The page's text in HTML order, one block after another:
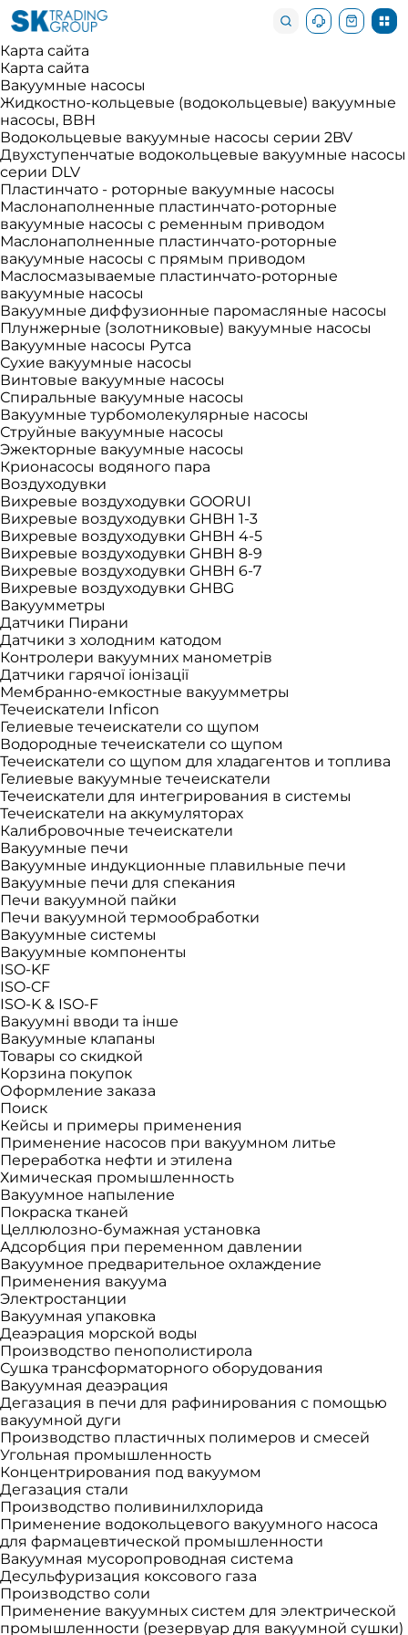
Карта сайта
Карта сайта
Вакуумные насосы
Жидкостно-кольцевые (водокольцевые) вакуумные
насосы, ВВН
Водокольцевые вакуумные насосы серии 2BV
Двухступенчатые водокольцевые вакуумные насосы
серии DLV
Пластинчато - роторные вакуумные насосы
Маслонаполненные пластинчато-роторные
вакуумные насосы с ременным приводом
Маслонаполненные пластинчато-роторные
вакуумные насосы с прямым приводом
Маслосмазываемые пластинчато-роторные
вакуумные насосы
Вакуумные диффузионные паромасляные насосы
Плунжерные (золотниковые) вакуумные насосы
Вакуумные насосы Рутса
Сухие вакуумные насосы
Винтовые вакуумные насосы
Спиральные вакуумные насосы
Вакуумные турбомолекулярные насосы
Струйные вакуумные насосы
Эжекторные вакуумные насосы
Крионасосы водяного пара
Воздуходувки
Вихревые воздуходувки GOORUI
Вихревые воздуходувки GHBH 1-3
Вихревые воздуходувки GHBH 4-5
Вихревые воздуходувки GHBH 8-9
Вихревые воздуходувки GHBH 6-7
Вихревые воздуходувки GHBG
Вакуумметры
Датчики Пирани
Датчики з холодним катодом
Контролери вакуумних манометрів
Датчики гарячої іонізації
Мембранно-емкостные вакуумметры
Течеискатели Inficon
Гелиевые течеискатели со щупом
Водородные течеискатели со щупом
Течеискатели со щупом для хладагентов и топлива
Гелиевые вакуумные течеискатели
Течеискатели для интегрирования в системы
Течеискатели на аккумуляторах
Калибровочные течеискатели
Вакуумные печи
Вакуумные индукционные плавильные печи
Вакуумные печи для спекания
Печи вакуумной пайки
Печи вакуумной термообработки
Вакуумные системы
Вакуумные компоненты
ISO-KF
ISO-CF
ISO-K & ISO-F
Вакуумні вводи та інше
Вакуумные клапаны
Товары со скидкой
Корзина покупок
Оформление заказа
Поиск
Кейсы и примеры применения
Применение насосов при вакуумном литье
Переработка нефти и этилена
Химическая промышленность
Вакуумное напыление
Покраска тканей
Целлюлозно-бумажная установка
Адсорбция при переменном давлении
Вакуумное предварительное охлаждение
Применения вакуума
Электростанции
Вакуумная упаковка
Деаэрация морской воды
Производство пенополистирола
Сушка трансформаторного оборудования
Вакуумная деаэрация
Дегазация в печи для рафинирования с помощью
вакуумной дуги
Производство пластичных полимеров и смесей
Угольная промышленность
Концентрирования под вакуумом
Дегазация стали
Производство поливинилхлорида
Применение водокольцевого вакуумного насоса
для фармацевтической промышленности
Вакуумная мусоропроводная система
Десульфуризация коксового газа
Производство соли
Применение вакуумных систем для электрической
промышленности (резервуар для вакуумной сушки)